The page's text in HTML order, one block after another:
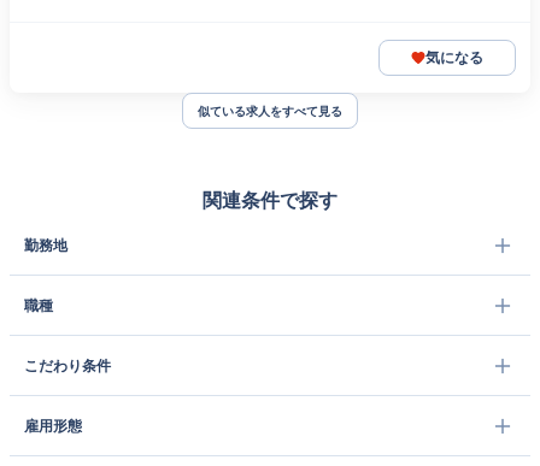
気になる
似ている求人をすべて見る
関連条件で探す
勤務地
職種
こだわり条件
雇用形態